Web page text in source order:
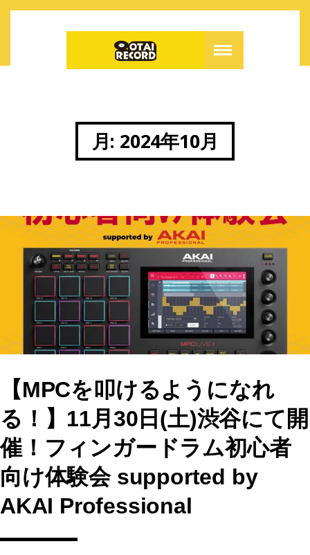
月: 2024年10月
【MPCを叩けるようになれ
る！】11月30日(土)渋谷にて開
催！フィンガードラム初心者
向け体験会 supported by
AKAI Professional